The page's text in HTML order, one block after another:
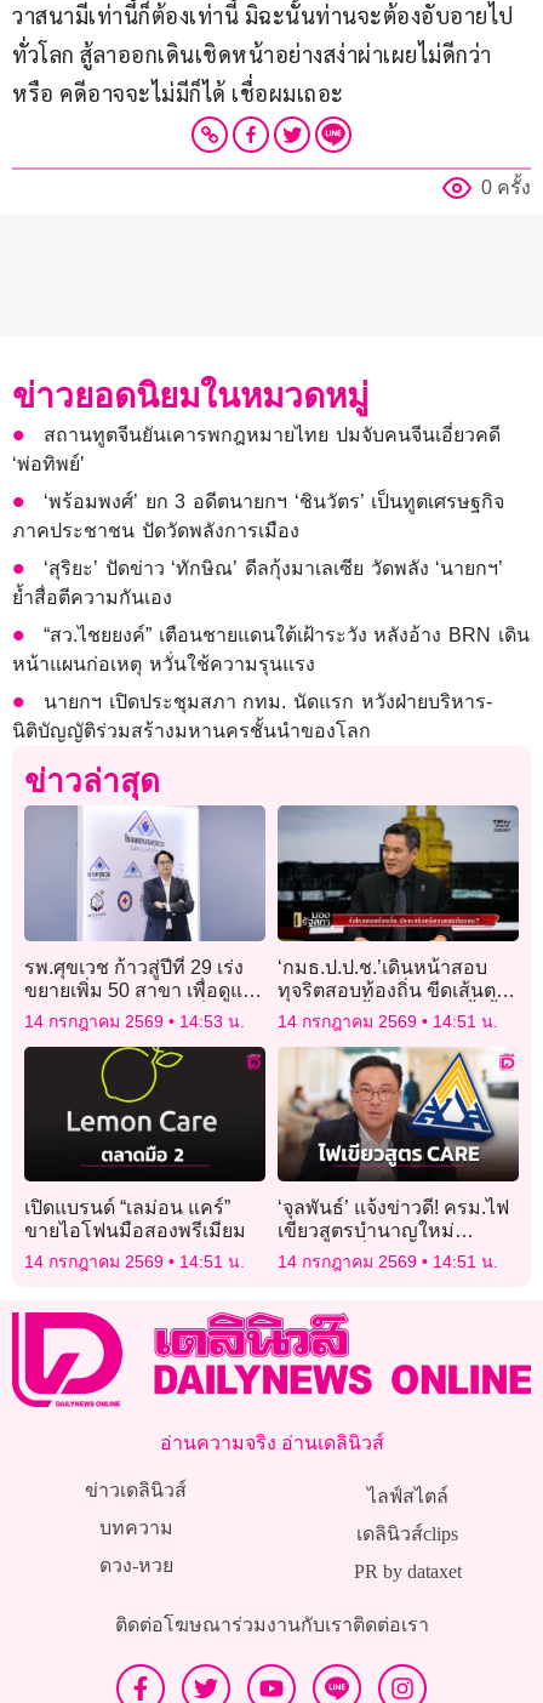
วาสนามีเท่านี้ก็ต้องเท่านี้ มิฉะนั้นท่านจะต้องอับอายไป
ทั่วโลก สู้ลาออกเดินเชิดหน้าอย่างสง่าผ่าเผยไม่ดีกว่า
หรือ คดีอาจจะไม่มีก็ได้ เชื่อผมเถอะ
0 ครั้ง
ข่าวยอดนิยมในหมวดหมู่
สถานทูตจีนยันเคารพกฎหมายไทย ปมจับคนจีนเอี่ยวคดี
‘พ่อทิพย์’
‘พร้อมพงศ์’ ยก 3 อดีตนายกฯ ‘ชินวัตร’ เป็นทูตเศรษฐกิจ
ภาคประชาชน ปัดวัดพลังการเมือง
‘สุริยะ’ ปัดข่าว ‘ทักษิณ’ ดีลกุ้งมาเลเซีย วัดพลัง ‘นายกฯ’
ย้ำสื่อตีความกันเอง
“สว.ไชยยงค์” เตือนชายแดนใต้เฝ้าระวัง หลังอ้าง BRN เดิน
หน้าแผนก่อเหตุ หวั่นใช้ความรุนแรง
นายกฯ เปิดประชุมสภา กทม. นัดแรก หวังฝ่ายบริหาร-
นิติบัญญัติร่วมสร้างมหานครชั้นนำของโลก
ข่าวล่าสุด
รพ.ศุขเวช ก้าวสู่ปีที่ 29 เร่ง
ขยายเพิ่ม 50 สาขา เพื่อดูแลผู้
สูงอายุ รองรับตลาดเพื่อ
สุขภาพแบบครบวงจร
14 กรกฎาคม 2569 14:53 น.
‘กมธ.ป.ป.ช.’เดินหน้าสอบ
ทุจริตสอบท้องถิ่น ขีดเส้นตาย
เรียก’สถ.’ชี้แจงสัปดาห์นี้ จี้
เอาผิดผู้เกี่ยวข้องกว่า6,000
14 กรกฎาคม 2569 14:51 น.
เปิดแบรนด์ “เลม่อน แคร์”
ขายไอโฟนมือสองพรีเมียม
14 กรกฎาคม 2569 14:51 น.
‘จุลพันธ์’ แจ้งข่าวดี! ครม.ไฟ
เขียวสูตรบำนาญใหม่
‘CARE’ เพิ่มเงินยังชีพหลัง
เกษียณ
14 กรกฎาคม 2569 14:51 น.
อ่านความจริง อ่านเดลินิวส์
ข่าวเดลินิวส์
บทความ
ดวง-หวย
ไลฟ์สไตล์
เดลินิวส์clips
PR by dataxet
ติดต่อโฆษณาร่วมงานกับเราติดต่อเรา